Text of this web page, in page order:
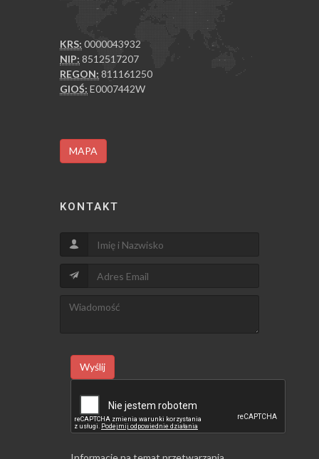
KRS: 0000043932
NIP: 8512517207
REGON: 811161250
GIOŚ: E0007442W
MAPA
KONTAKT
Wyślij